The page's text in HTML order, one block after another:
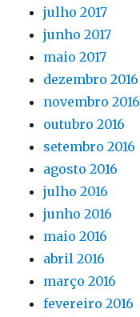
julho 2017
junho 2017
maio 2017
dezembro 2016
novembro 2016
outubro 2016
setembro 2016
agosto 2016
julho 2016
junho 2016
maio 2016
abril 2016
março 2016
fevereiro 2016